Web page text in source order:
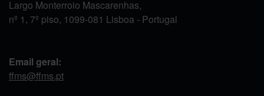
Largo Monterroio Mascarenhas,
nº 1, 7º piso, 1099-081 Lisboa - Portugal
Email geral:
ffms@ffms.pt